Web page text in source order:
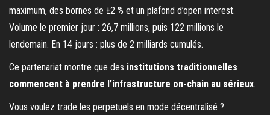
maximum, des bornes de ±2 % et un plafond d’open interest.
Volume le premier jour : 26,7 millions, puis 122 millions le
lendemain. En 14 jours : plus de 2 milliards cumulés.
Ce partenariat montre que des institutions traditionnelles
commencent à prendre l’infrastructure on-chain au sérieux.
Vous voulez trade les perpetuels en mode décentralisé ?